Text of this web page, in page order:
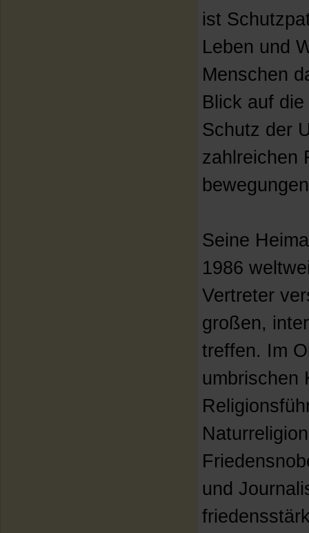
ist
Leben und
Menschen
Blick auf
Schutz der
zahlreichen
Seine
1986
Vertreter
großen,
treffen. Im
umbrischen
und